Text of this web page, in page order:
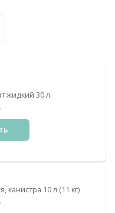
жидкий 30 л.
10 л (11 кг)